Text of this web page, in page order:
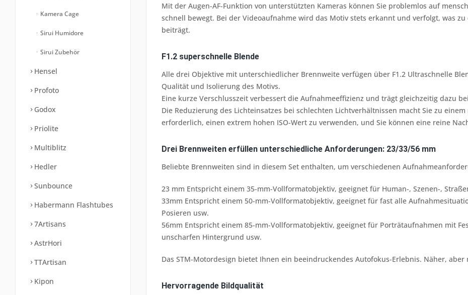
Kamera Cage
Sirui Humidore
Sirui Zubehör
Hensel
Profoto
Godox
Priolite
Multiblitz
Hedler
Sunbounce
Habermann Flashtubes
7Artisans
AstrHori
TTArtisan
Kipon
Mit der Augen-AF-Funktion von unterstützten Kameras können Sie problemlos auf
schnell bewegt. Bei der Videoaufnahme wird das Motiv stets erkannt und verfolgt, was
beiträgt.
F1.2 superschnelle Blende
Alle drei Objektive mit unterschiedlicher Brennweite verfügen über F1.2 Ultraschnelle
Qualität und Isolierung des Motivs.
Eine kurze Verschlusszeit verbessert die Aufnahmeeffizienz und trägt gleichzeitig dazu
Die Reduzierung des Lichteinsatzes bei schlechten Lichtverhältnissen macht Sie zu
erforderlich, einen extrem hohen ISO-Wert zu verwenden, und Sie können eine reine
Drei Brennweiten erfüllen unterschiedliche Anforderungen: 23/33/56 mm
Beliebte Brennweiten sind in diesem Set enthalten, um verschiedenen
23 mm Entspricht einem 35-mm-Vollformatobjektiv, geeignet für Human-, Szenen-,
33mm Entspricht einem 50-mm-Vollformatobjektiv, geeignet für fast alle
Posieren usw.
56mm Entspricht einem 85-mm-Vollformatobjektiv, geeignet für Porträtaufnahmen mit
unscharfen Hintergrund usw.
Das STM-Motordesign bietet Ihnen ein beeindruckendes Autofokus-Erlebnis. Näher, aber
Hervorragende Bildqualität